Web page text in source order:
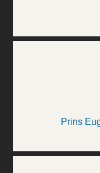
Prins